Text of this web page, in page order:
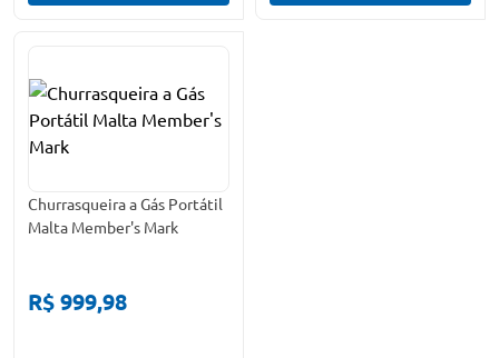
Churrasqueira a Gás Portátil
Malta Member's Mark
R$ 999,98